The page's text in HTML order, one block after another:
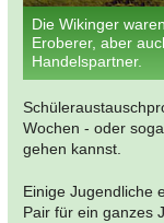
Die Wikinger
Eroberer, aber
Handelspartner.
Wochen - oder
gehen kannst.
Einige Jugendliche
Pair für ein ganzes